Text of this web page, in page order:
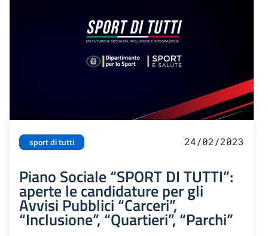
sport di tutti 24/02/2023
Piano Sociale “SPORT DI TUTTI”:
aperte le candidature per gli
Avvisi Pubblici “Carceri”,
“Inclusione”, “Quartieri”, “Parchi”